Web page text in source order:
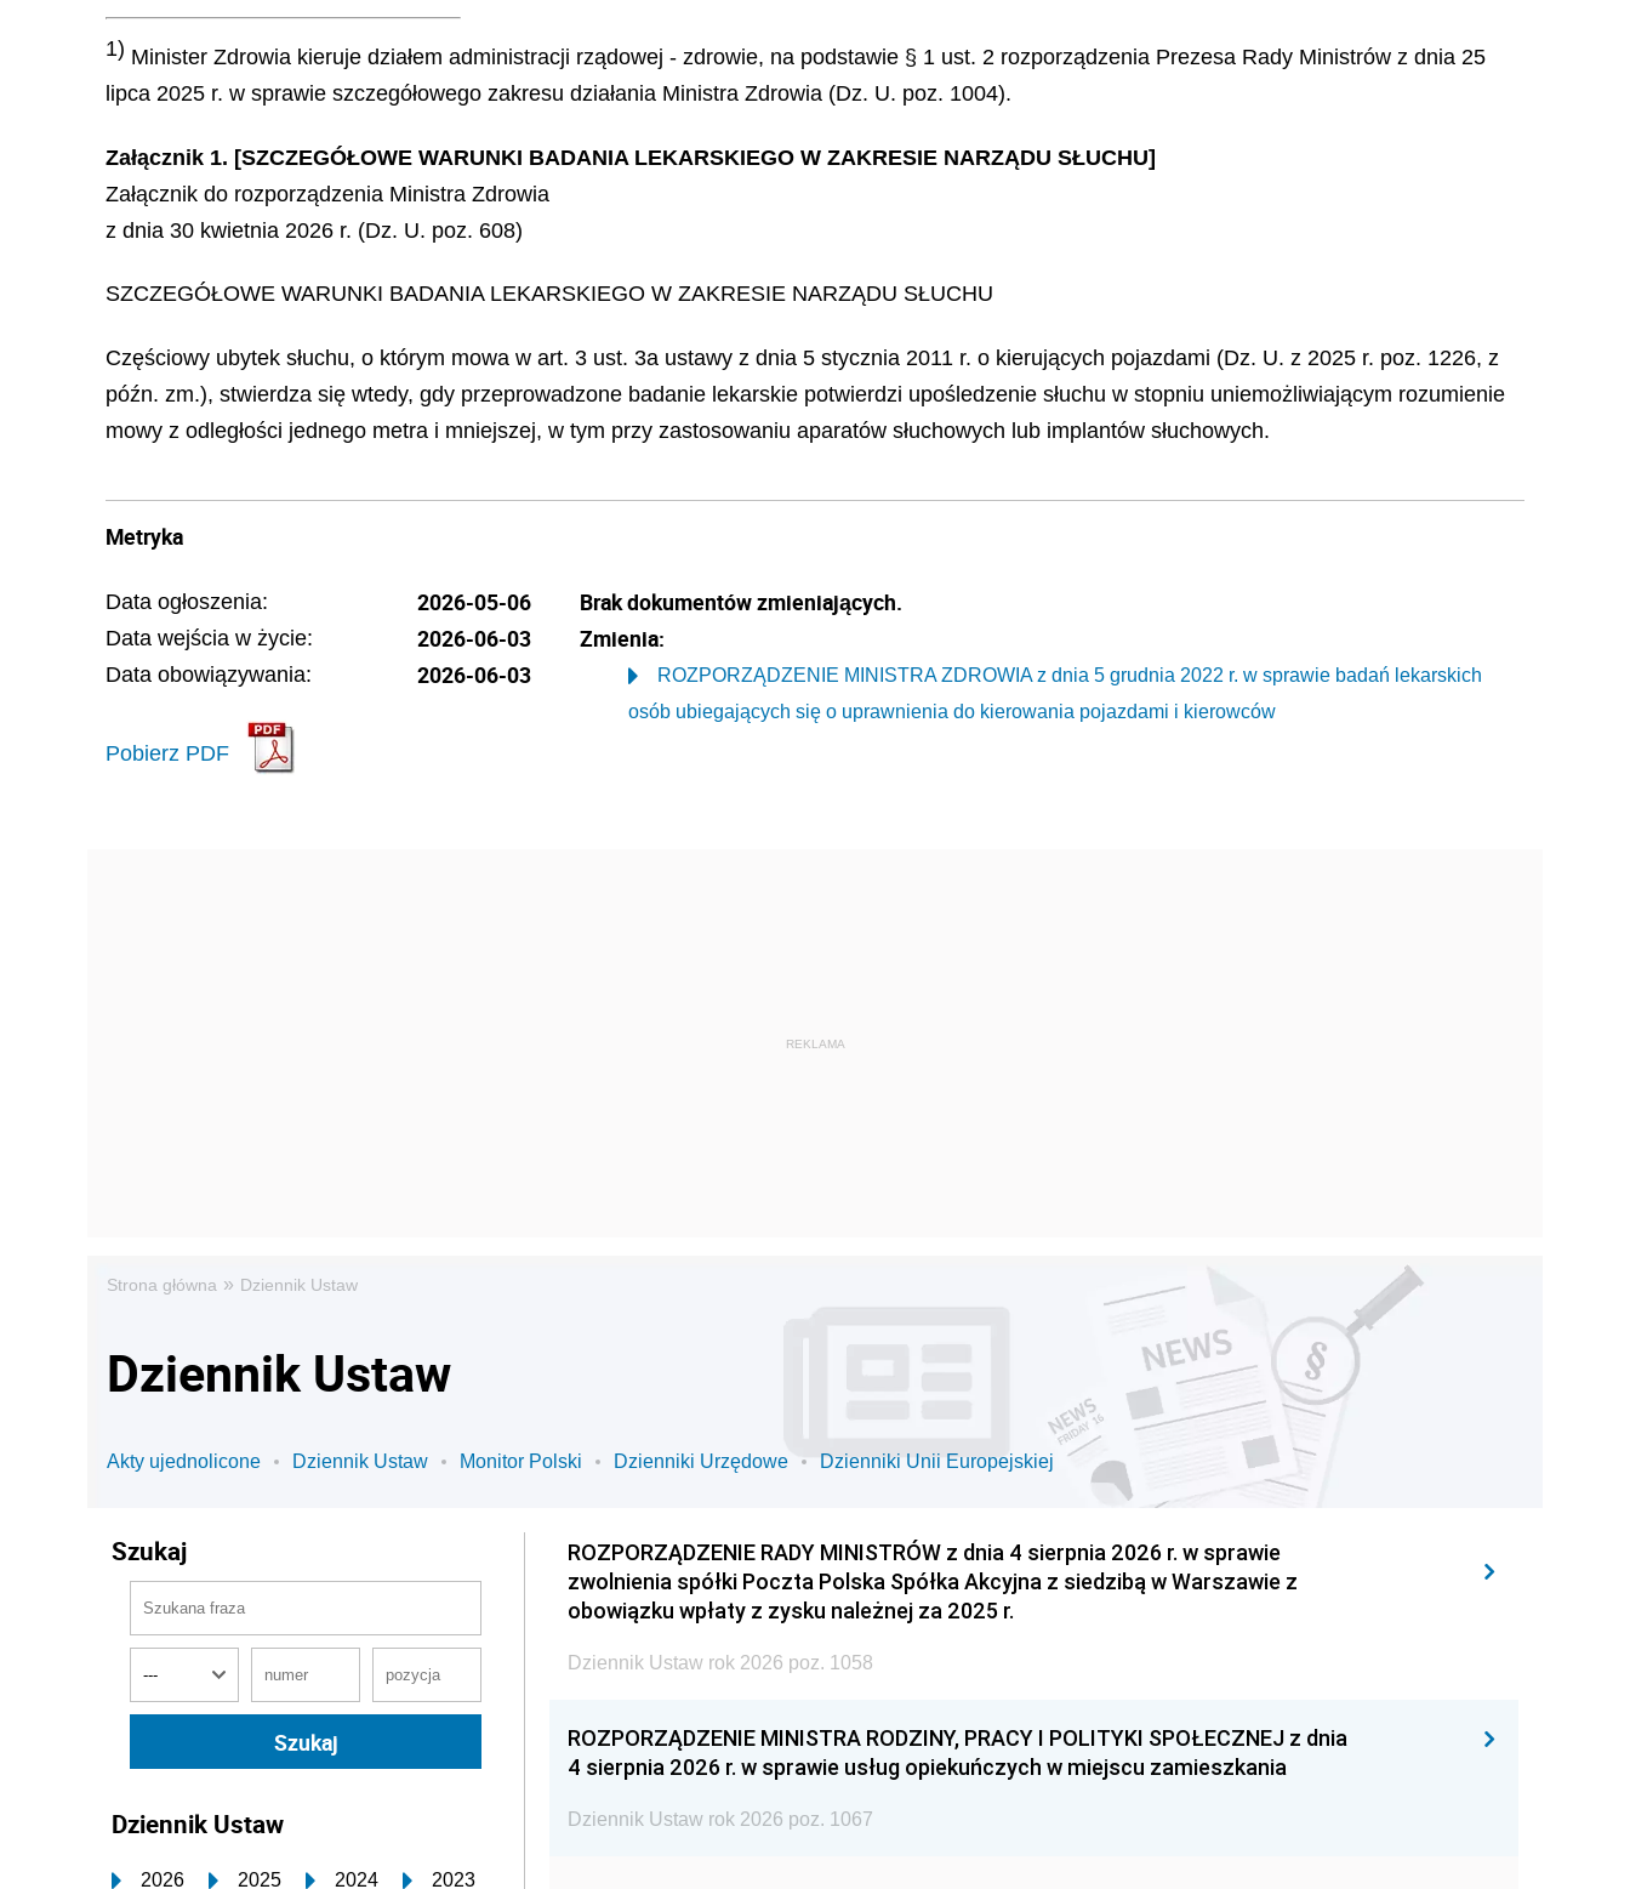
1) Minister Zdrowia kieruje działem administracji rządowej - zdrowie, na podstawie § 1 ust. 2 rozporządzenia Prezesa Rady Ministrów z dnia 25
lipca 2025 r. w sprawie szczegółowego zakresu działania Ministra Zdrowia (Dz. U. poz. 1004).
Załącznik 1. [SZCZEGÓŁOWE WARUNKI BADANIA LEKARSKIEGO W ZAKRESIE NARZĄDU SŁUCHU]
Załącznik do rozporządzenia Ministra Zdrowia
z dnia 30 kwietnia 2026 r. (Dz. U. poz. 608)
SZCZEGÓŁOWE WARUNKI BADANIA LEKARSKIEGO W ZAKRESIE NARZĄDU SŁUCHU
Częściowy ubytek słuchu, o którym mowa w art. 3 ust. 3a ustawy z dnia 5 stycznia 2011 r. o kierujących pojazdami (Dz. U. z 2025 r. poz. 1226, z
późn. zm.), stwierdza się wtedy, gdy przeprowadzone badanie lekarskie potwierdzi upośledzenie słuchu w stopniu uniemożliwiającym rozumienie
mowy z odległości jednego metra i mniejszej, w tym przy zastosowaniu aparatów słuchowych lub implantów słuchowych.
Metryka
Data ogłoszenia: 2026-05-06
Data wejścia w życie: 2026-06-03
Data obowiązywania: 2026-06-03
Pobierz PDF
Brak dokumentów zmieniających.
Zmienia:
ROZPORZĄDZENIE MINISTRA ZDROWIA z dnia 5 grudnia 2022 r. w sprawie badań lekarskich
osób ubiegających się o uprawnienia do kierowania pojazdami i kierowców
Strona główna » Dziennik Ustaw
Dziennik Ustaw
Akty ujednolicone Dziennik Ustaw Monitor Polski Dzienniki Urzędowe Dzienniki Unii Europejskiej
Szukaj
Dziennik Ustaw
2026 2025 2024 2023
ROZPORZĄDZENIE RADY MINISTRÓW z dnia 4 sierpnia 2026 r. w sprawie
zwolnienia spółki Poczta Polska Spółka Akcyjna z siedzibą w Warszawie z
obowiązku wpłaty z zysku należnej za 2025 r.
Dziennik Ustaw rok 2026 poz. 1058
ROZPORZĄDZENIE MINISTRA RODZINY, PRACY I POLITYKI SPOŁECZNEJ z dnia
4 sierpnia 2026 r. w sprawie usług opiekuńczych w miejscu zamieszkania
Dziennik Ustaw rok 2026 poz. 1067